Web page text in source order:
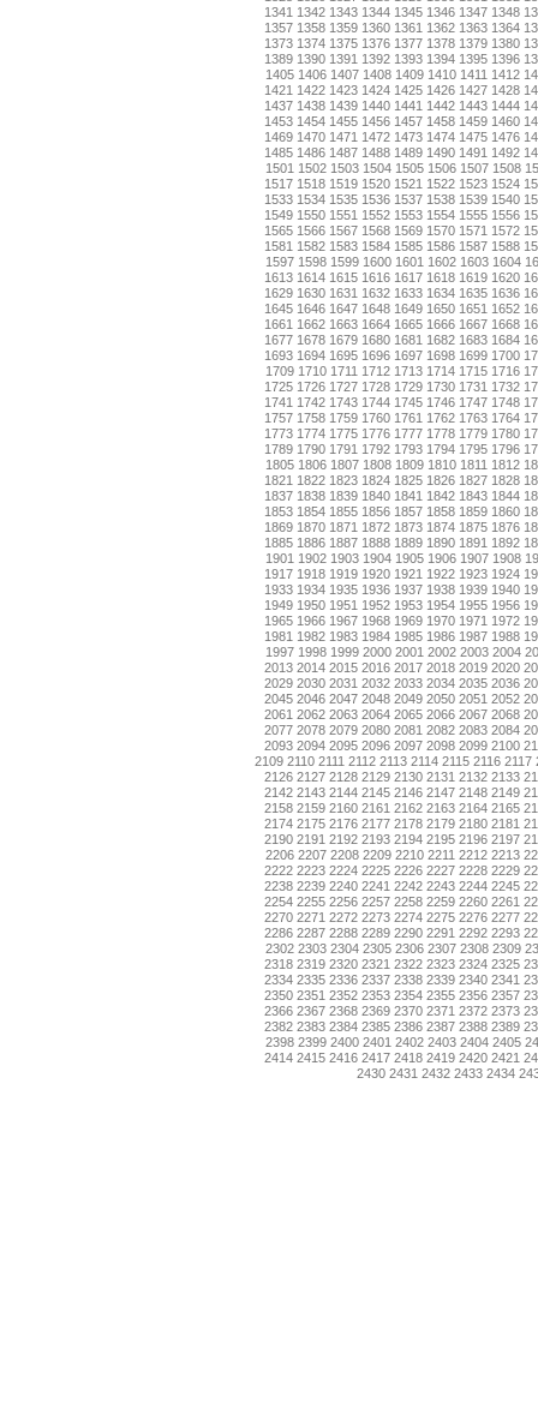
1341 1342 1343 1344 1345 1346 1347 1348
1357 1358 1359 1360 1361 1362 1363 1364
1373 1374 1375 1376 1377 1378 1379 1380
1389 1390 1391 1392 1393 1394 1395 1396
1405 1406 1407 1408 1409 1410 1411 1412
1421 1422 1423 1424 1425 1426 1427 1428
1437 1438 1439 1440 1441 1442 1443 1444
1453 1454 1455 1456 1457 1458 1459 1460
1469 1470 1471 1472 1473 1474 1475 1476
1485 1486 1487 1488 1489 1490 1491 1492
1501 1502 1503 1504 1505 1506 1507 1508
1517 1518 1519 1520 1521 1522 1523 1524
1533 1534 1535 1536 1537 1538 1539 1540
1549 1550 1551 1552 1553 1554 1555 1556
1565 1566 1567 1568 1569 1570 1571 1572
1581 1582 1583 1584 1585 1586 1587 1588
1597 1598 1599 1600 1601 1602 1603 1604
1613 1614 1615 1616 1617 1618 1619 1620
1629 1630 1631 1632 1633 1634 1635 1636
1645 1646 1647 1648 1649 1650 1651 1652
1661 1662 1663 1664 1665 1666 1667 1668
1677 1678 1679 1680 1681 1682 1683 1684
1693 1694 1695 1696 1697 1698 1699 1700
1709 1710 1711 1712 1713 1714 1715 1716
1725 1726 1727 1728 1729 1730 1731 1732
1741 1742 1743 1744 1745 1746 1747 1748
1757 1758 1759 1760 1761 1762 1763 1764
1773 1774 1775 1776 1777 1778 1779 1780
1789 1790 1791 1792 1793 1794 1795 1796
1805 1806 1807 1808 1809 1810 1811 1812
1821 1822 1823 1824 1825 1826 1827 1828
1837 1838 1839 1840 1841 1842 1843 1844
1853 1854 1855 1856 1857 1858 1859 1860
1869 1870 1871 1872 1873 1874 1875 1876
1885 1886 1887 1888 1889 1890 1891 1892
1901 1902 1903 1904 1905 1906 1907 1908
1917 1918 1919 1920 1921 1922 1923 1924
1933 1934 1935 1936 1937 1938 1939 1940
1949 1950 1951 1952 1953 1954 1955 1956
1965 1966 1967 1968 1969 1970 1971 1972
1981 1982 1983 1984 1985 1986 1987 1988
1997 1998 1999 2000 2001 2002 2003 2004
2013 2014 2015 2016 2017 2018 2019 2020
2029 2030 2031 2032 2033 2034 2035 2036
2045 2046 2047 2048 2049 2050 2051 2052
2061 2062 2063 2064 2065 2066 2067 2068
2077 2078 2079 2080 2081 2082 2083 2084
2093 2094 2095 2096 2097 2098 2099 2100
2109 2110 2111 2112 2113 2114 2115 2116 2117
2126 2127 2128 2129 2130 2131 2132 2133
2142 2143 2144 2145 2146 2147 2148 2149
2158 2159 2160 2161 2162 2163 2164 2165
2174 2175 2176 2177 2178 2179 2180 2181
2190 2191 2192 2193 2194 2195 2196 2197
2206 2207 2208 2209 2210 2211 2212 2213
2222 2223 2224 2225 2226 2227 2228 2229
2238 2239 2240 2241 2242 2243 2244 2245
2254 2255 2256 2257 2258 2259 2260 2261
2270 2271 2272 2273 2274 2275 2276 2277
2286 2287 2288 2289 2290 2291 2292 2293
2302 2303 2304 2305 2306 2307 2308 2309
2318 2319 2320 2321 2322 2323 2324 2325
2334 2335 2336 2337 2338 2339 2340 2341
2350 2351 2352 2353 2354 2355 2356 2357
2366 2367 2368 2369 2370 2371 2372 2373
2382 2383 2384 2385 2386 2387 2388 2389
2398 2399 2400 2401 2402 2403 2404 2405
2414 2415 2416 2417 2418 2419 2420 2421
2430 2431 2432 2433 2434